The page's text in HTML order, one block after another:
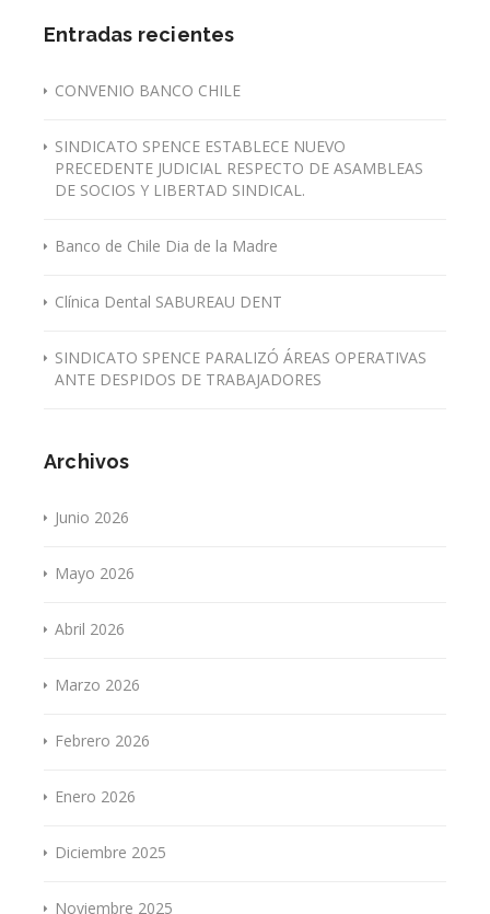
Entradas recientes
CONVENIO BANCO CHILE
SINDICATO SPENCE ESTABLECE NUEVO
PRECEDENTE JUDICIAL RESPECTO DE ASAMBLEAS
DE SOCIOS Y LIBERTAD SINDICAL.
Banco de Chile Dia de la Madre
Clínica Dental SABUREAU DENT
SINDICATO SPENCE PARALIZÓ ÁREAS OPERATIVAS
ANTE DESPIDOS DE TRABAJADORES
Archivos
Junio 2026
Mayo 2026
Abril 2026
Marzo 2026
Febrero 2026
Enero 2026
Diciembre 2025
Noviembre 2025